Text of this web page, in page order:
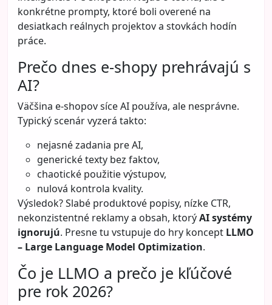
konkrétne prompty, ktoré boli overené na
desiatkach reálnych projektov a stovkách hodín
práce.
Prečo dnes e-shopy prehrávajú s
AI?
Väčšina e-shopov síce AI používa, ale nesprávne.
Typický scenár vyzerá takto:
nejasné zadania pre AI,
generické texty bez faktov,
chaotické použitie výstupov,
nulová kontrola kvality.
Výsledok? Slabé produktové popisy, nízke CTR,
nekonzistentné reklamy a obsah, ktorýAI systémy
ignorujú. Presne tu vstupuje do hry koncept LLMO
– Large Language Model Optimization.
Čo je LLMO a prečo je kľúčové
pre rok 2026?